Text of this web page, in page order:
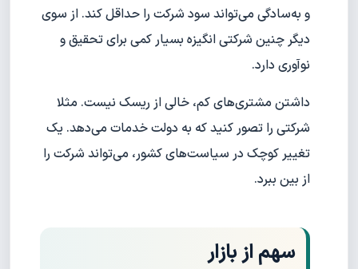
و به‌سادگی می‌تواند سود شرکت را حداقل کند. از سوی
دیگر چنین شرکتی انگیزه بسیار کمی برای تحقیق و
نوآوری دارد.
داشتن مشتری‌های کم، خالی از ریسک نیست. مثلا
شرکتی را تصور کنید که به دولت خدمات می‌دهد. یک
تغییر کوچک در سیاست‌های کشور، می‌تواند شرکت را
از بین ببرد.
سهم از بازار